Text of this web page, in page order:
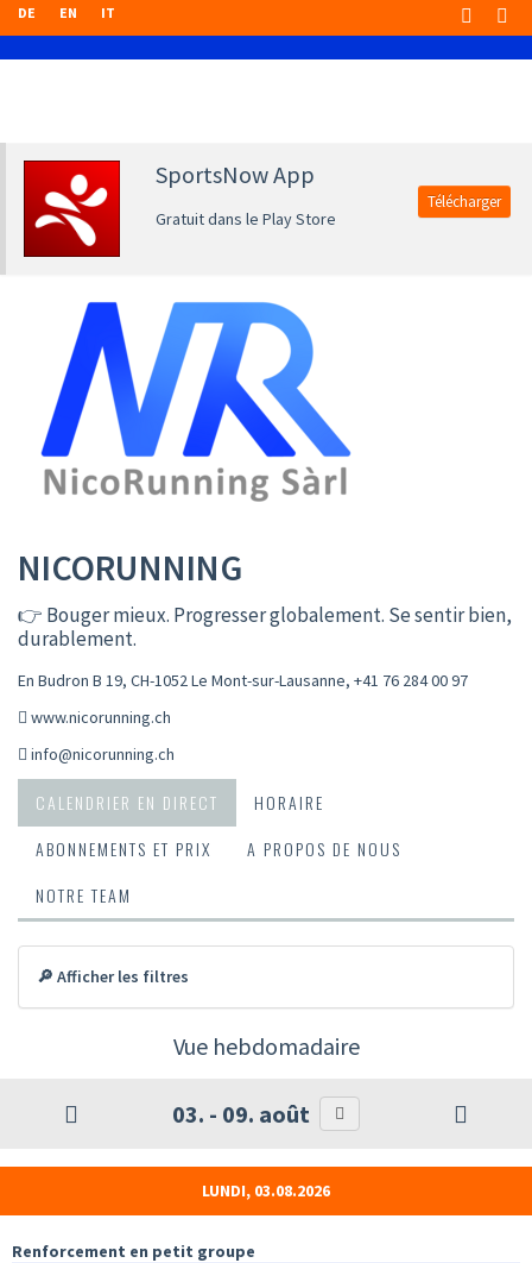
DE EN IT
SportsNow App
Gratuit dans le Play Store
Télécharger
NICORUNNING
👉 Bouger mieux. Progresser globalement. Se sentir bien,
durablement.
En Budron B 19, CH-1052 Le Mont-sur-Lausanne, +41 76 284 00 97
www.nicorunning.ch
info@nicorunning.ch
CALENDRIER EN DIRECT
HORAIRE
ABONNEMENTS ET PRIX
A PROPOS DE NOUS
NOTRE TEAM
🔎 Afficher les filtres
Vue hebdomadaire
03. - 09. août
LUNDI, 03.08.2026
Renforcement en petit groupe